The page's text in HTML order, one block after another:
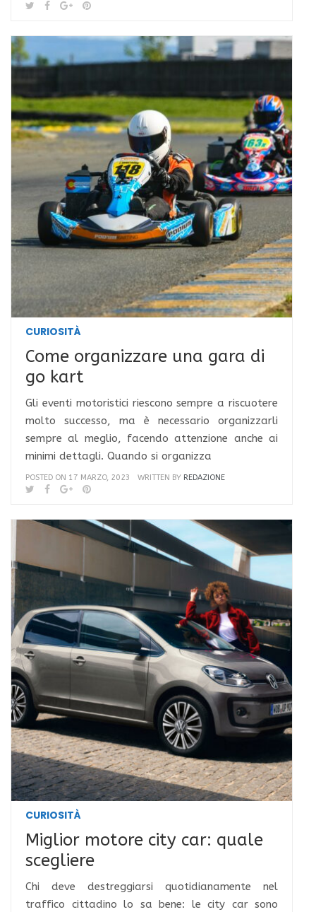
CURIOSITÀ
Come organizzare una gara di
go kart
Gli eventi motoristici riescono sempre a riscuotere
molto successo, ma è necessario organizzarli
sempre al meglio, facendo attenzione anche ai
minimi dettagli. Quando si organizza
POSTED ON 17 MARZO, 2023 WRITTEN BY REDAZIONE
CURIOSITÀ
Miglior motore city car: quale
scegliere
Chi deve destreggiarsi quotidianamente nel
traffico cittadino lo sa bene: le city car sono